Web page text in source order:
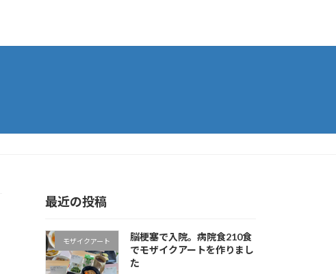
最近の投稿
モザイクアート
脳梗塞で入院。病院食210食
でモザイクアートを作りまし
た